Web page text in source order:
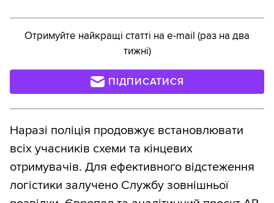
Отримуйте найкращі статті на e-mail (раз на два
тижні)
ПІДПИСАТИСЯ
Наразі поліція продовжує встановлювати
всіх учасників схеми та кінцевих
отримувачів. Для ефективного відстеження
логістики залучено Службу зовнішньої